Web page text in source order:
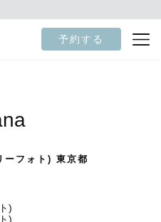
予約する
ーフォト) 東京都